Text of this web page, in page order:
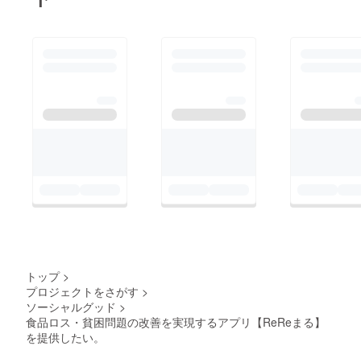
トップ >
プロジェクトをさがす >
ソーシャルグッド >
食品ロス・貧困問題の改善を実現するアプリ【ReReまる】
を提供したい。